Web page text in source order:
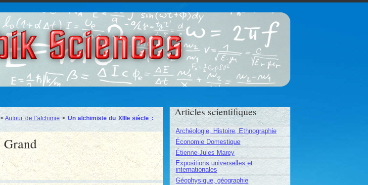
Gloubik Sciences
>Autour de l’alchimie > Un alchimiste du XIIIe siècle :
Articles scientifiques
Archéologie, Histoire, Ethnographie
Économie Domestique
Étienne-Jules Marey
Expositions universelles et
internationales
Géophysique, géographie